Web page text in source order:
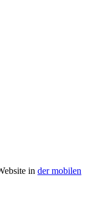
in der mobilen